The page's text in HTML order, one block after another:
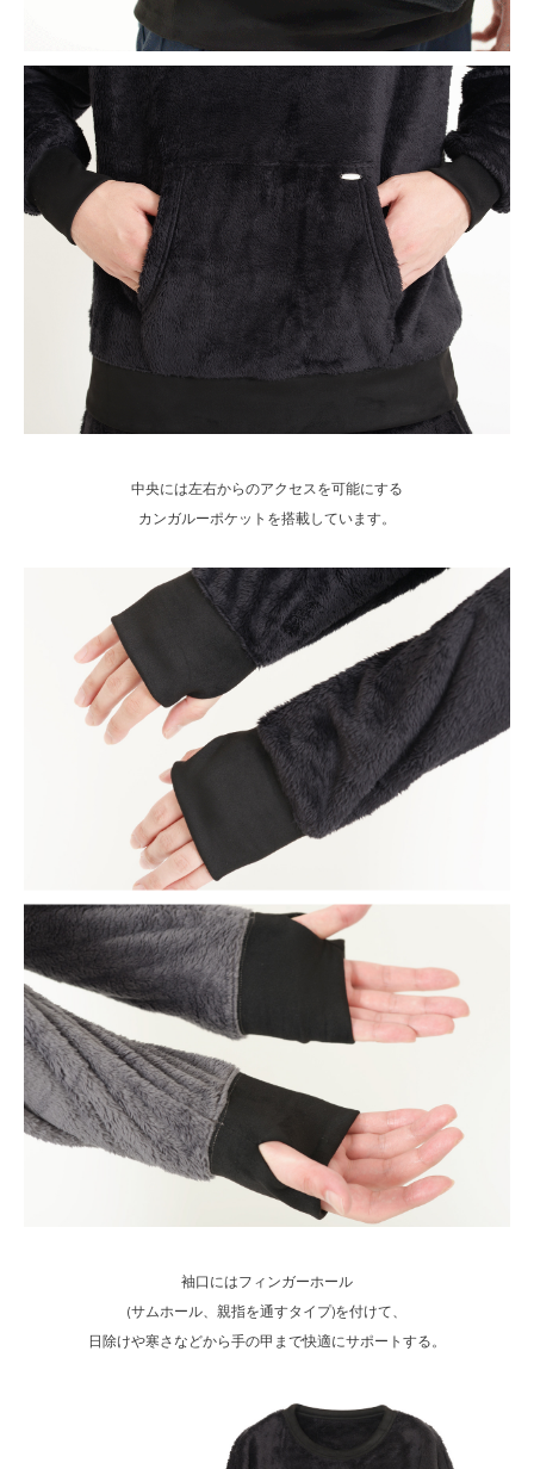
中央には左右からのアクセスを可能にする
カンガルーポケットを搭載しています。
袖口にはフィンガーホール
(サムホール、親指を通すタイプ)を付けて、
日除けや寒さなどから手の甲まで快適にサポートする。